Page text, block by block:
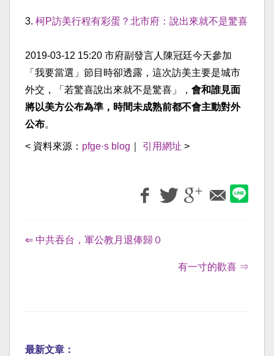
3. 柯P訪美行程有彩蛋？北市府：說出來就不是驚喜
2019-03-12 15:20 市府副發言人陳冠廷今天參加
「我要當選」節目時卻透露，這次訪美主要是城市
外交，「若驚喜說出來就不是驚喜」， 會和誰見面
將以美方公布為準，時間未成熟前都不會主動對外
公布。
< 資料來源： pfge·s blog 引用網址 >
⇐ 中共吞台，軍公教月退俸歸０
有一寸的歡喜 ⇒
最新文章：